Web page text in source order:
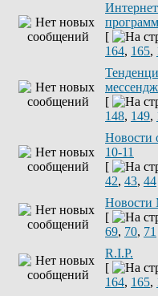
[
164, 165,
[
148, 149,
Новости
10-11
[
42, 43, 44
Новости
[
69, 70, 71
R.I.P.
[
164, 165,